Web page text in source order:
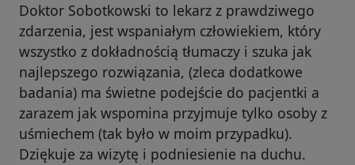
Doktor Sobotkowski to lekarz z prawdziwego
zdarzenia, jest wspaniałym człowiekiem, który
wszystko z dokładnością tłumaczy i szuka jak
najlepszego rozwiązania, (zleca dodatkowe
badania) ma świetne podejście do pacjentki a
zarazem jak wspomina przyjmuje tylko osoby z
uśmiechem (tak było w moim przypadku).
Dziękuje za wizytę i podniesienie na duchu.